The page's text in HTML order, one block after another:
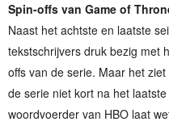
Spin-offs van Game of
Naast het achtste en laatste
tekstschrijvers druk bezig met
offs van de serie. Maar het
de serie niet kort na het
woordvoerder van HBO laat